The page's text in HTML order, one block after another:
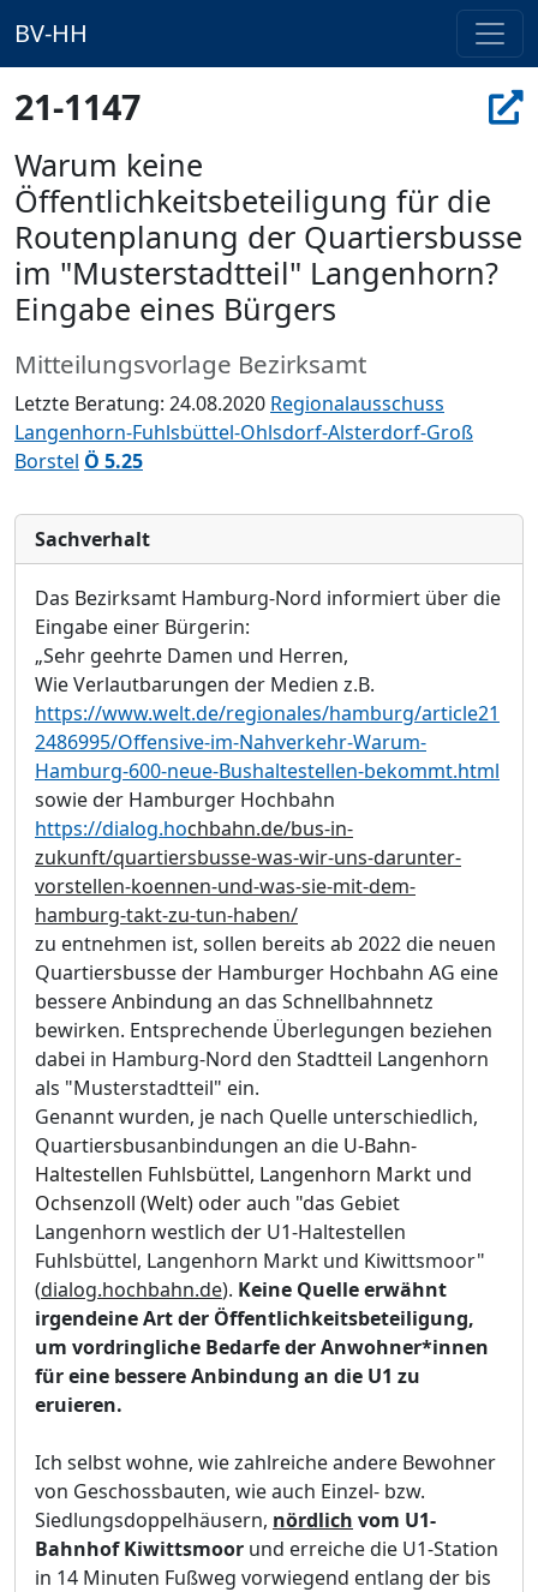
BV-HH
21-1147
Warum keine
Öffentlichkeitsbeteiligung für die
Routenplanung der Quartiersbusse
im "Musterstadtteil" Langenhorn?
Eingabe eines Bürgers
Mitteilungsvorlage Bezirksamt
Letzte Beratung: 24.08.2020 Regionalausschuss
Langenhorn-Fuhlsbüttel-Ohlsdorf-Alsterdorf-Groß
Borstel Ö 5.25
Sachverhalt
Das Bezirksamt Hamburg-Nord informiert über die
Eingabe einer Bürgerin:
„Sehr geehrte Damen und Herren,
Wie Verlautbarungen der Medien z.B.
https://www.welt.de/regionales/hamburg/article21
2486995/Offensive-im-Nahverkehr-Warum-
Hamburg-600-neue-Bushaltestellen-bekommt.html
sowie der Hamburger Hochbahn
https://dialog.hochbahn.de/bus-in-
zukunft/quartiersbusse-was-wir-uns-darunter-
vorstellen-koennen-und-was-sie-mit-dem-
hamburg-takt-zu-tun-haben/
zu entnehmen ist, sollen bereits ab 2022 die neuen
Quartiersbusse der Hamburger Hochbahn AG eine
bessere Anbindung an das Schnellbahnnetz
bewirken. Entsprechende Überlegungen beziehen
dabei in Hamburg-Nord den Stadtteil Langenhorn
als "Musterstadtteil" ein.
Genannt wurden, je nach Quelle unterschiedlich,
Quartiersbusanbindungen an die U-Bahn-
Haltestellen Fuhlsbüttel, Langenhorn Markt und
Ochsenzoll (Welt) oder auch "das Gebiet
Langenhorn westlich der U1-Haltestellen
Fuhlsbüttel, Langenhorn Markt und Kiwittsmoor"
(dialog.hochbahn.de). Keine Quelle erwähnt
irgendeine Art der Öffentlichkeitsbeteiligung,
um vordringliche Bedarfe der Anwohner*innen
für eine bessere Anbindung an die U1 zu
eruieren.
Ich selbst wohne, wie zahlreiche andere Bewohner
von Geschossbauten, wie auch Einzel- bzw.
Siedlungsdoppelhäusern, nördlich vom U1-
Bahnhof Kiwittsmoor und erreichedie U1-Station
in 14 Minuten Fußweg vorwiegend entlang der bis